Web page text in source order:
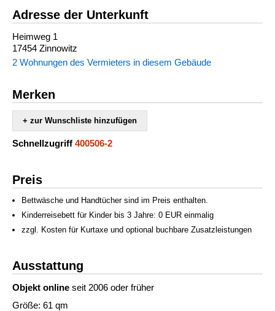
Adresse der Unterkunft
Heimweg 1
17454 Zinnowitz
2 Wohnungen des Vermieters in diesem Gebäude
Merken
+ zur Wunschliste hinzufügen
Schnellzugriff 400506-2
Preis
Bettwäsche und Handtücher sind im Preis enthalten.
Kinderreisebett für Kinder bis 3 Jahre: 0 EUR einmalig
zzgl. Kosten für Kurtaxe und optional buchbare Zusatzleistungen
Ausstattung
Objekt online seit 2006 oder früher
Größe: 61 qm